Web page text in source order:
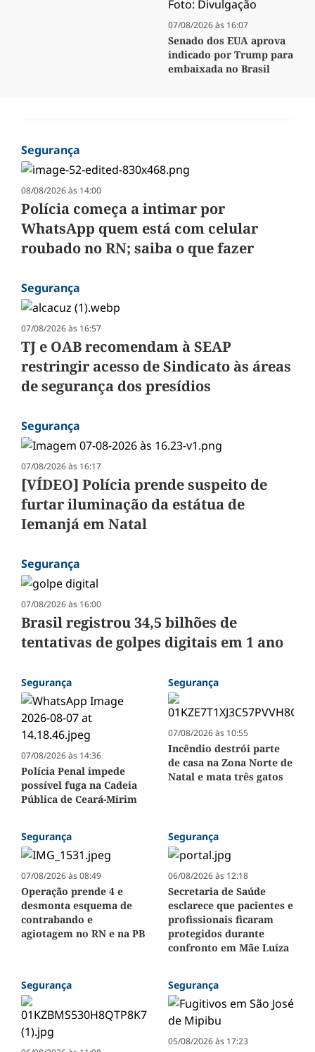
07/08/2026 às 16:07
Senado dos EUA aprova
indicado por Trump para
embaixada no Brasil
Segurança
08/08/2026 às 14:00
Polícia começa a intimar por
WhatsApp quem está com celular
roubado no RN; saiba o que fazer
Segurança
07/08/2026 às 16:57
TJ e OAB recomendam à SEAP
restringir acesso de Sindicato às áreas
de segurança dos presídios
Segurança
07/08/2026 às 16:17
[VÍDEO] Polícia prende suspeito de
furtar iluminação da estátua de
Iemanjá em Natal
Segurança
07/08/2026 às 16:00
Brasil registrou 34,5 bilhões de
tentativas de golpes digitais em 1 ano
Segurança
07/08/2026 às 14:36
Polícia Penal impede
possível fuga na Cadeia
Pública de Ceará-Mirim
Segurança
07/08/2026 às 10:55
Incêndio destrói parte
de casa na Zona Norte de
Natal e mata três gatos
Segurança
07/08/2026 às 08:49
Operação prende 4 e
desmonta esquema de
contrabando e
agiotagem no RN e na PB
Segurança
06/08/2026 às 12:18
Secretaria de Saúde
esclarece que pacientes e
profissionais ficaram
protegidos durante
confronto em Mãe Luíza
Segurança Segurança
05/08/2026 às 17:23